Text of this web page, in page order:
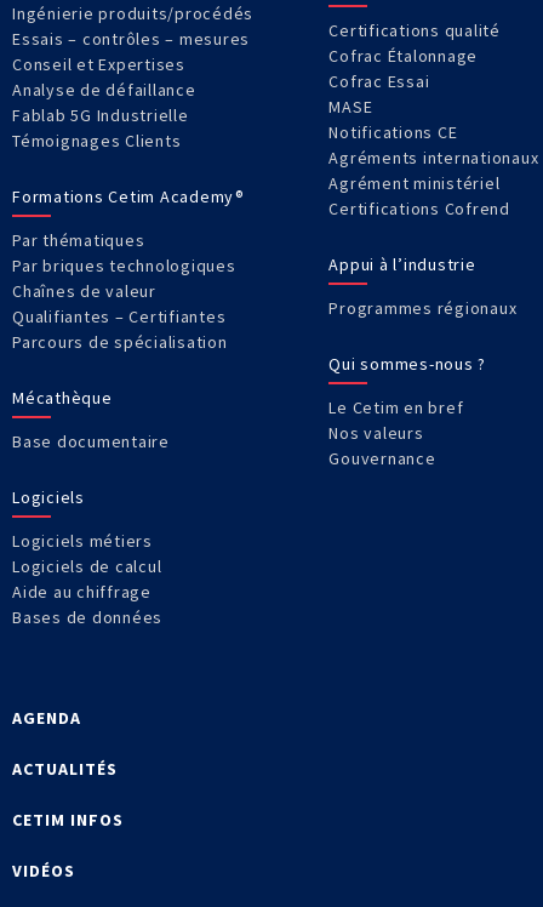
Ingénierie produits/procédés
Essais – contrôles – mesures
Conseil et Expertises
Analyse de défaillance
Fablab 5G Industrielle
Témoignages Clients
Formations Cetim Academy®
Par thématiques
Par briques technologiques
Chaînes de valeur
Qualifiantes – Certifiantes
Parcours de spécialisation
Mécathèque
Base documentaire
Logiciels
Logiciels métiers
Logiciels de calcul
Aide au chiffrage
Bases de données
Certifications qualité
Cofrac Étalonnage
Cofrac Essai
MASE
Notifications CE
Agréments internationaux
Agrément ministériel
Certifications Cofrend
Appui à l’industrie
Programmes régionaux
Qui sommes-nous ?
Le Cetim en bref
Nos valeurs
Gouvernance
AGENDA
ACTUALITÉS
CETIM INFOS
VIDÉOS